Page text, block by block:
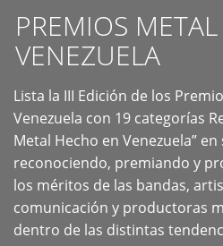
PREMIOS
VENEZUELA
Lista la III Edición de los
Venezuela con 19 categorías
Metal Hecho en Venezuela”
reconociendo, premiando y
los méritos de las bandas,
comunicación y productoras
dentro de las distintas